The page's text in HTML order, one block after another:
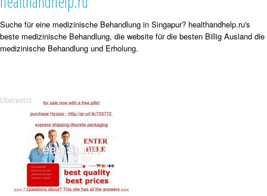
Suche für eine medizinische Behandlung in Singapur? healthandhelp.ru's
beste medizinische Behandlung, die website für die besten Billig Ausland die
medizinische Behandlung und Erholung.